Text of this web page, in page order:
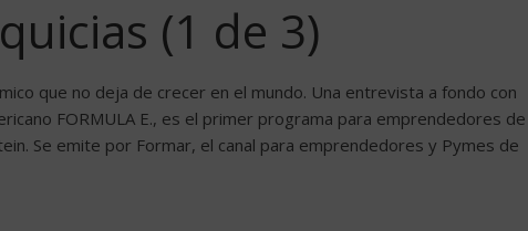
(1 de 3)
que no deja de crecer en el mundo. Una entrevista a fondo con
FORMULA E., es el primer programa para emprendedores de
Se emite por Formar, el canal para emprendedores y Pymes de